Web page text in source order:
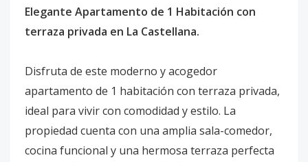
Elegante Apartamento de 1 Habitación con
terraza privada en La Castellana.
Disfruta de este moderno y acogedor
apartamento de 1 habitación con terraza privada,
ideal para vivir con comodidad y estilo. La
propiedad cuenta con una amplia sala-comedor,
cocina funcional y una hermosa terraza perfecta